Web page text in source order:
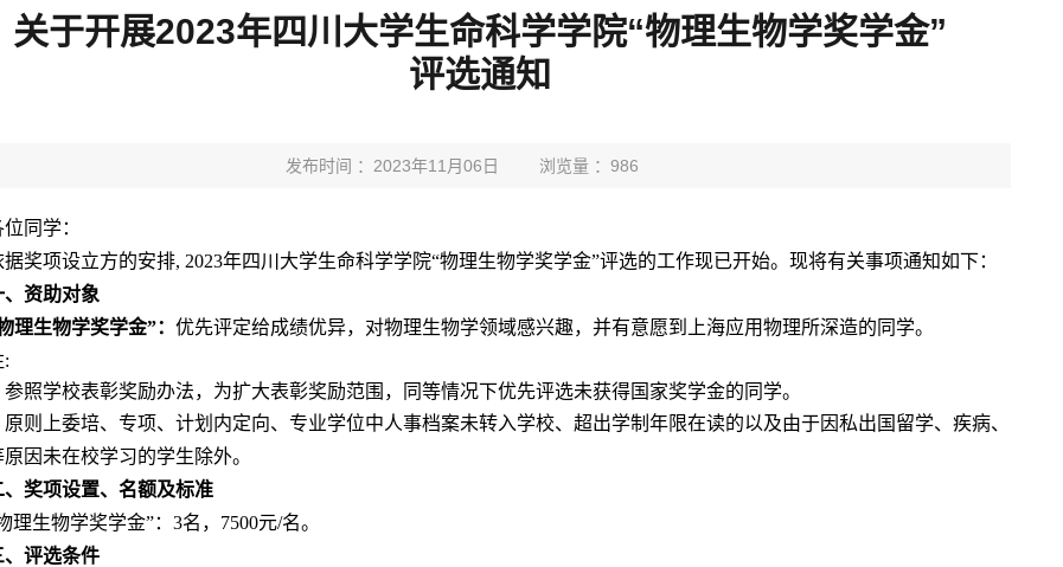
关于开展2023年四川大学生命科学学院“物理生物学奖学金”
评选通知
发布时间 ：2023年11月06日 浏览量 ：986
同学：
据奖项设立方的安排, 2023年四川大学生命科学学院“物理生物学奖学金”评选的工作现已开始。现将有关事项通知如下：
、资助对象
理生物学奖学金”： 优先评定给成绩优异，对物理生物学领域感兴趣，并有意愿到上海应用物理所深造的同学。
:
参照学校表彰奖励办法，为扩大表彰奖励范围， 同等情况下优先评选未获得国家奖学金的同学。
原则上委培、专项、计划内定向、专业学位中人事档案未转入学校、超出学制年限在读的以及由于因私出国留学、疾病、
因未在校学习的学生除外。
、奖项设置、名额及标准
理生物学奖学金”： 3名， 7500元/名。
、评选条件